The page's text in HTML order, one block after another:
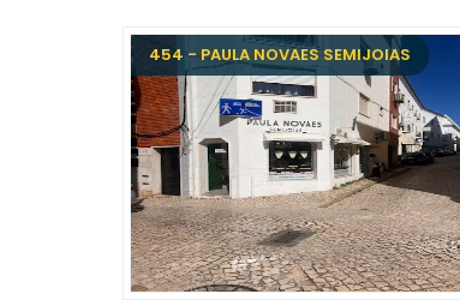
454 - PAULA NOVAES SEMIJOIAS